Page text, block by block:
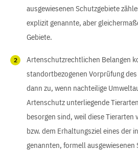
ausgewiesenen Schutzgebiete
explizit genannte, aber
Gebiete.
Artenschutzrechtlichen Belangen
standortbezogenen Vorprüfung
dann zu, wenn nachteilige
Artenschutz unterliegende
besorgen sind, weil diese Tierarten
bzw. dem Erhaltungsziel eines der
genannten, formell ausgewiesenen